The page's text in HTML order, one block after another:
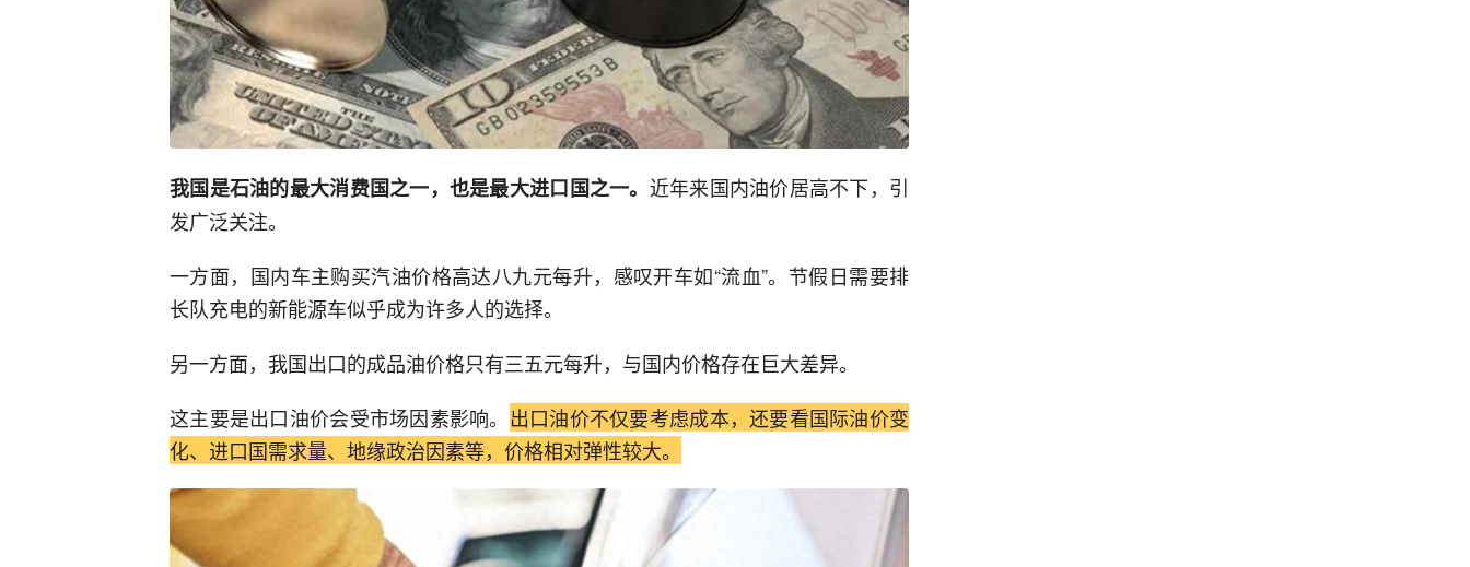
我国是石油的最大消费国之一，也是最大进口国之一。 近年来国内油价居高不下，引
发广泛关注。
一方面，国内车主购买汽油价格高达八九元每升，感叹开车如“流血”。节假日需要排
长队充电的新能源车似乎成为许多人的选择。
另一方面，我国出口的成品油价格只有三五元每升，与国内价格存在巨大差异。
这主要是出口油价会受市场因素影响。 出口油价不仅要考虑成本，还要看国际油价变
化、进口国需求量、地缘政治因素等，价格相对弹性较大。